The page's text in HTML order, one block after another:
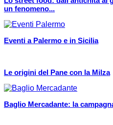
un fenomeno...
Eventi a Palermo e in Sicilia
Le origini del Pane con la Milza
Baglio Mercadante: la